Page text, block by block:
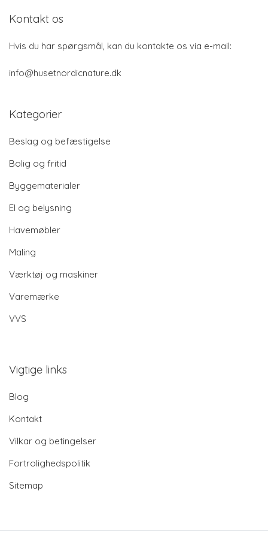
Kontakt os
Hvis du har spørgsmål, kan du kontakte os via e-mail:
info@husetnordicnature.dk
Kategorier
Beslag og befæstigelse
Bolig og fritid
Byggematerialer
El og belysning
Havemøbler
Maling
Værktøj og maskiner
Varemærke
VVS
Vigtige links
Blog
Kontakt
Vilkar og betingelser
Fortrolighedspolitik
Sitemap